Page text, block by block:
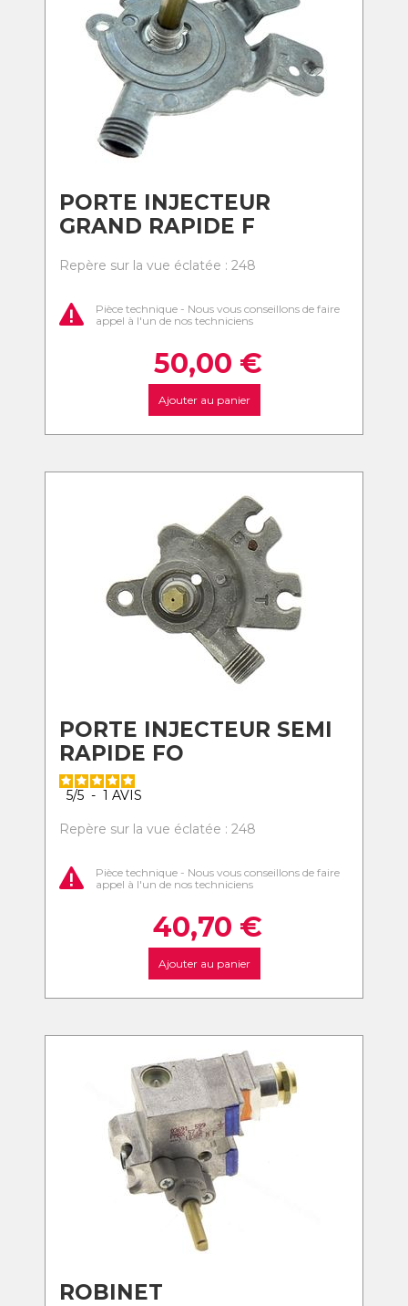
PORTE INJECTEUR
GRAND RAPIDE F
Repère sur la vue éclatée : 248
Pièce technique - Nous vous conseillons de faire
appel à l'un de nos techniciens
50,00 €
Ajouter au panier
PORTE INJECTEUR SEMI
RAPIDE FO
5/5 - 1 AVIS
Repère sur la vue éclatée : 248
Pièce technique - Nous vous conseillons de faire
appel à l'un de nos techniciens
40,70 €
Ajouter au panier
ROBINET